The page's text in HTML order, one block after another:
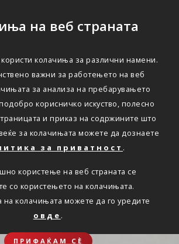
на веб страната
колачиња за различни намени.
важни за работењето на веб
за анализа на пребарувањето
корисничко искуство, полесно
и приказ на содржините што
за колачињата можете да дознаете
за приватност .
користење на веб страната се
со користењето на колачињата.
на колачињата можете да го уредите
овде .
ПРИФАЌАМ СЀ